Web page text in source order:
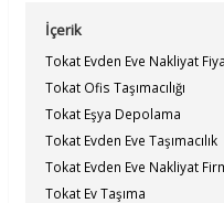
İçerik
Tokat Evden Eve Nakliyat
Tokat Ofis Taşımacılığı
Tokat Eşya Depolama
Tokat Evden Eve Taşımacılık
Tokat Evden Eve Nakliyat
Tokat Ev Taşıma